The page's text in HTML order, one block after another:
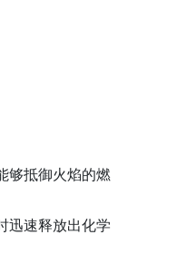
够抵御火焰的燃
迅速释放出化学